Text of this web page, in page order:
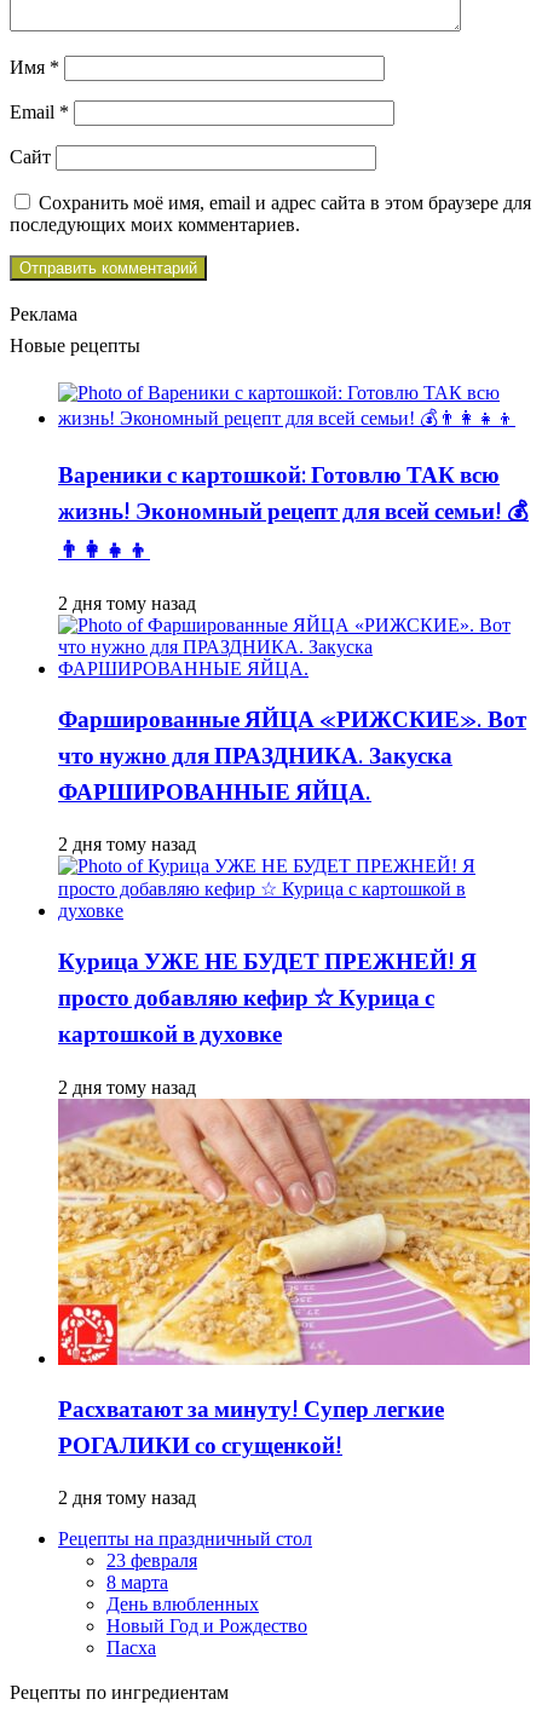
Имя *
Email *
Сайт
Сохранить моё имя, email и адрес сайта в этом браузере для
последующих моих комментариев.
Реклама
Новые рецепты
Вареники с картошкой: Готовлю ТАК всю
жизнь! Экономный рецепт для всей семьи! 💰
👨👩👧👦
2 дня тому назад
Фаршированные ЯЙЦА «РИЖСКИЕ». Вот
что нужно для ПРАЗДНИКА. Закуска
ФАРШИРОВАННЫЕ ЯЙЦА.
2 дня тому назад
Курица УЖЕ НЕ БУДЕТ ПРЕЖНЕЙ! Я
просто добавляю кефир ☆ Курица с
картошкой в духовке
2 дня тому назад
Расхватают за минуту! Супер легкие
РОГАЛИКИ со сгущенкой!
2 дня тому назад
Рецепты на праздничный стол
23 февраля
8 марта
День влюбленных
Новый Год и Рождество
Пасха
Рецепты по ингредиентам